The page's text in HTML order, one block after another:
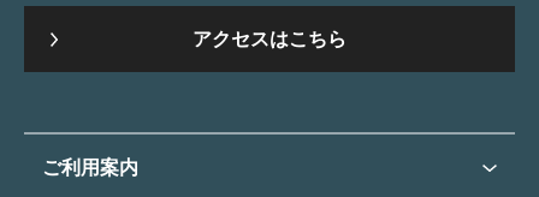
アクセスはこちら
ご利用案内